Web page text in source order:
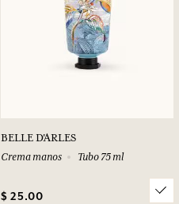
BELLE D'ARLES
Crema manos
Tubo 75 ml
$ 25.00